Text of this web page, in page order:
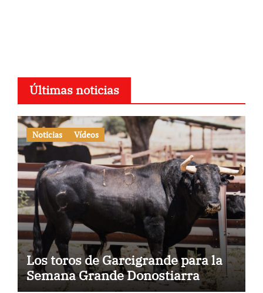
Últimas noticias
Noticias Vídeos
Los toros de Garcigrande para la
Semana Grande Donostiarra